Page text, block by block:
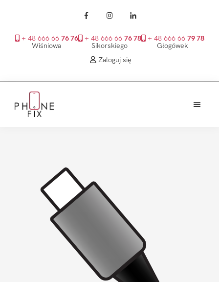
+ 48 666 66 76 76
Wiśniowa
+ 48 666 66 76 78
Sikorskiego
+ 48 666 66 79 78
Głogówek
Zaloguj się
głównego